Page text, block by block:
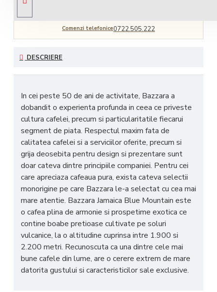
Comenzi telefonice0722.505.222
DESCRIERE
In cei peste 50 de ani de activitate, Bazzara a
dobandit o experienta profunda in ceea ce priveste
cultura cafelei, precum si particularitatile fiecarui
segment de piata. Respectul maxim fata de
calitatea cafelei si a serviciilor oferite, precum si
grija deosebita pentru design si prezentare sunt
doar cateva dintre principiile companiei. Pentru cei
care apreciaza cafeaua pura, exista cateva selectii
monorigine pe care Bazzara le-a selectat cu cea mai
mare atentie. Bazzara Jamaica Blue Mountain este
o cafea plina de armonie si prospetime exotica ce
contine boabe pretioase cultivate pe soluri
vulcanice, la o altitudine cuprinsa intre 1.900 si
2.200 metri. Recunoscuta ca una dintre cele mai
bune cafele din lume, are o cerere extrem de mare
datorita gustului si caracteristicilor sale exclusive.